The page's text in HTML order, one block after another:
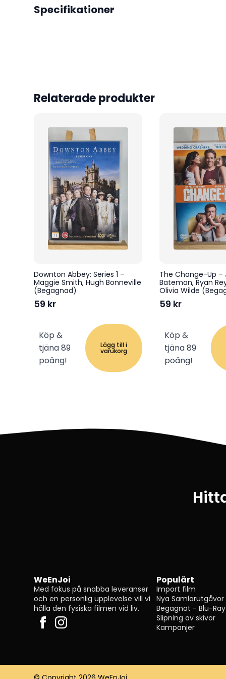
Specifikationer
Relaterade produkter
Downton Abbey: Series 1 –
Maggie Smith, Hugh Bonneville
(Begagnad)
59 kr
Köp &
tjäna 89
poäng!
Lägg till i
varukorg
The Change-Up –
Bateman, Ryan
Olivia Wilde
59 kr
Köp &
tjäna 89
poäng!
WeEnJoi
Med fokus på snabba leveranser
och en personlig upplevelse vill vi
hålla den fysiska filmen vid liv.
Populärt
Import film
Nya Samlarutgåvor
Begagnat - Blu-Ray
Slipning av skivor
Kampanjer